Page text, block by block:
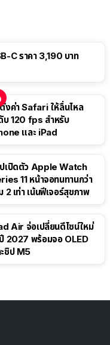
C ราคา 3,190 บาท
งค่า Safari ให้ลื่นไหล
บ 120 fps สำหรับ
และ iPad
เปิดตัว Apple Watch
11 หน้าจอทนทานกว่า
2 เท่า เน้นฟีเจอร์สุขภาพ
Air จ่อเปลี่ยนดีไซน์ใหม่
2027 พร้อมจอ OLED
ชิป M5